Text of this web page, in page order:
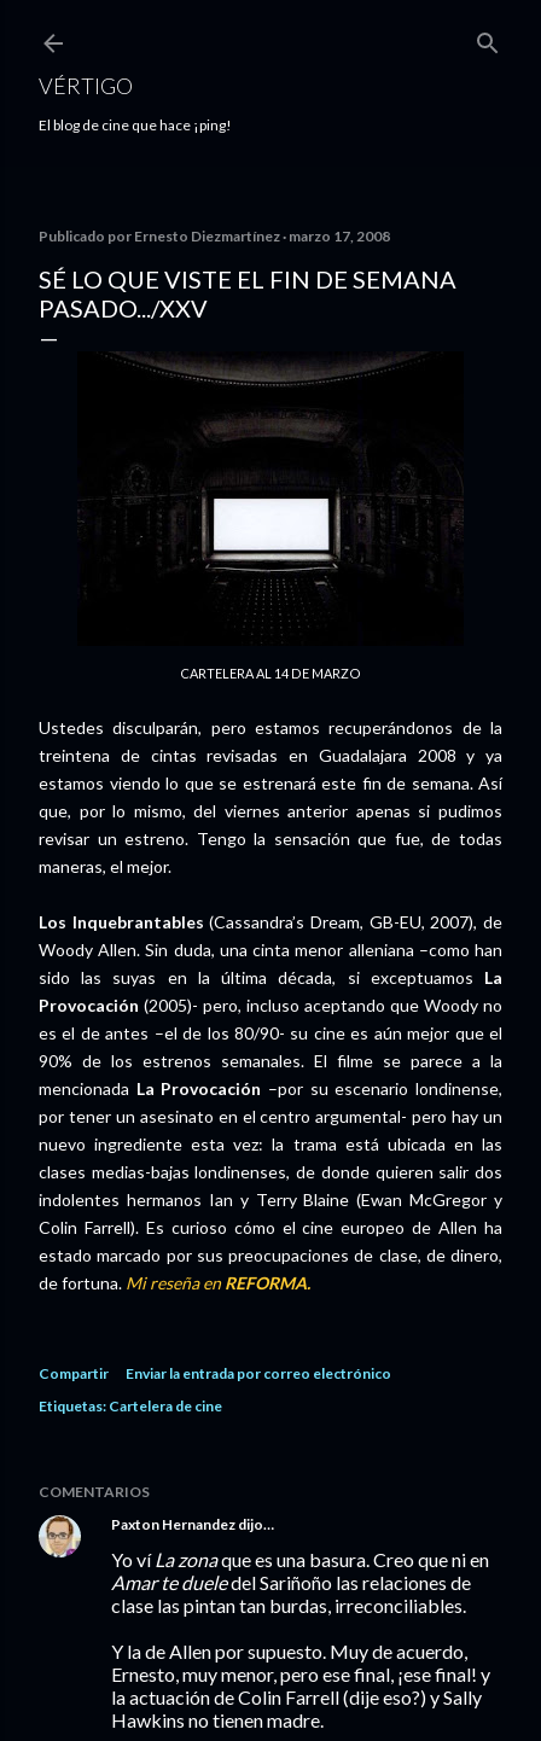
VÉRTIGO
El blog de cine que hace ¡ping!
Publicado por Ernesto Diezmartínez marzo 17, 2008
SÉ LO QUE VISTE EL FIN DE SEMANA
PASADO.../XXV
CARTELERA AL 14 DE MARZO
Ustedes disculparán, pero estamos recuperándonos de la
treintena de cintas revisadas en Guadalajara 2008 y ya
estamos viendo lo que se estrenará este fin de semana. Así
que, por lo mismo, del viernes anterior apenas si pudimos
revisar un estreno. Tengo la sensación que fue, de todas
maneras, el mejor.
Los Inquebrantables (Cassandra’s Dream, GB-EU, 2007), de
Woody Allen. Sin duda, una cinta menor alleniana –como han
sido las suyas en la última década, si exceptuamos La
Provocación (2005)- pero, incluso aceptando que Woody no
es el de antes –el de los 80/90- su cine es aún mejor que el
90% de los estrenos semanales. El filme se parece a la
mencionada La Provocación –por su escenario londinense,
por tener un asesinato en el centro argumental- pero hay un
nuevo ingrediente esta vez: la trama está ubicada en las
clases medias-bajas londinenses, de donde quieren salir dos
indolentes hermanos Ian y Terry Blaine (Ewan McGregor y
Colin Farrell). Es curioso cómo el cine europeo de Allen ha
estado marcado por sus preocupaciones de clase, de dinero,
de fortuna. Mi reseña enREFORMA.
Compartir
Enviar la entrada por correo electrónico
Etiquetas: Cartelera de cine
COMENTARIOS
Paxton Hernandez dijo…
Yo víLa zonaque es una basura. Creo que ni en
Amar te dueledel Sariñoño las relaciones de
clase las pintan tan burdas, irreconciliables.
Y la de Allen por supuesto. Muy de acuerdo,
Ernesto, muy menor, pero ese final, ¡ese final! y
la actuación de Colin Farrell (dije eso?) y Sally
Hawkins no tienen madre.